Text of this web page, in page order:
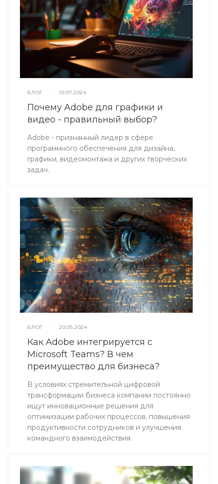
БЛОГ 10.07.2024
Почему Adobe для графики и
видео - правильный выбор?
Adobe - признанный лидер в сфере
программного обеспечения для дизайна,
графики, видеомонтажа и других творческих
задач.
БЛОГ 20.05.2024
Как Adobe интегрируется с
Microsoft Teams? В чем
преимущество для бизнеса?
В условиях стремительной цифровой
трансформации бизнеса компании постоянно
ищут инновационные решения для
оптимизации рабочих процессов, повышения
продуктивности сотрудников и улучшения
командного взаимодействия.